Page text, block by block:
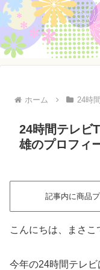
ホーム 24時
24時間テレビ
雄のプロフィ
記事内に商品
こんにちは、まさこ
今年の24時間テレ